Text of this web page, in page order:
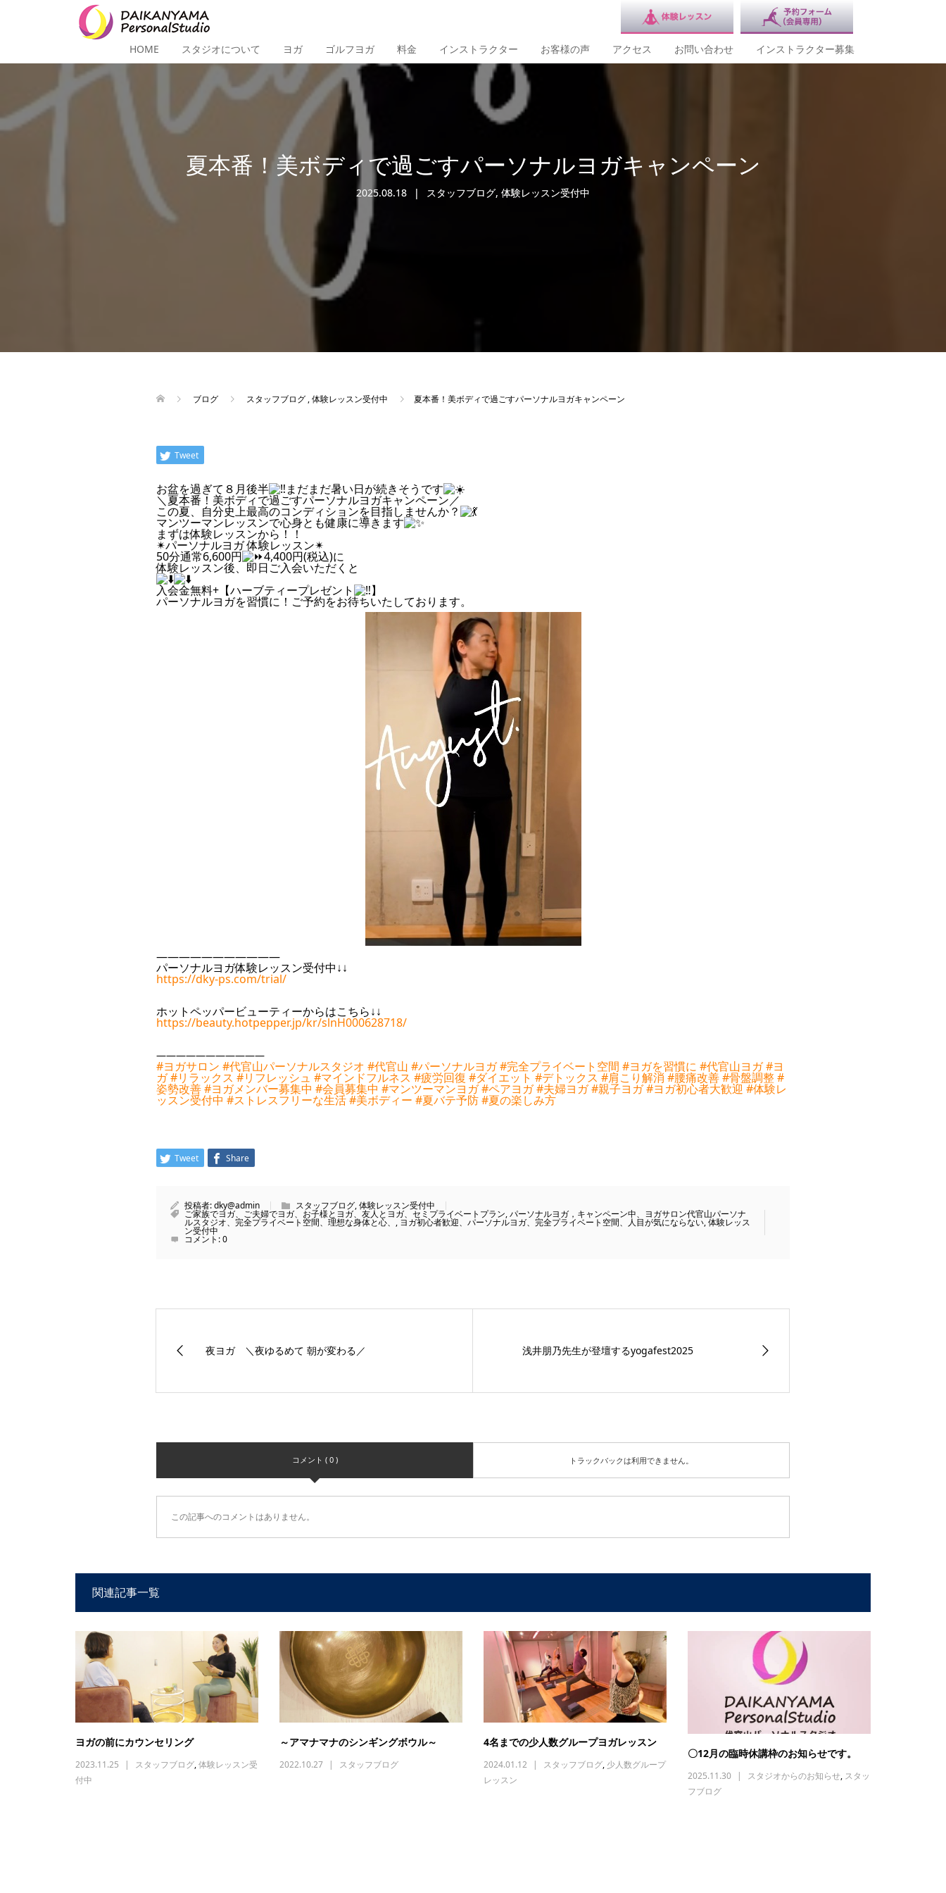
HOME スタジオについて ヨガ ゴルフヨガ 料金 インストラクター お客様の声 アクセス お問い合わせ インストラクター募集
夏本番！美ボディで過ごすパーソナルヨガキャンペーン
2025.08.18 スタッフブログ, 体験レッスン受付中
ブログ スタッフブログ ,体験レッスン受付中 夏本番！美ボディで過ごすパーソナルヨガキャンペーン
Tweet
お盆を過ぎて８月後半 まだまだ暑い日が続きそうです
＼夏本番！美ボディで過ごすパーソナルヨガキャンペーン／
この夏、自分史上最高のコンディションを目指しませんか？
マンツーマンレッスンで心身とも健康に導きます
まずは体験レッスンから！！
✴︎パーソナルヨガ 体験レッスン✴︎
50分通常6,600円 4,400円(税込)に
体験レッスン後、即日ご入会いただくと
入会金無料+【ハーブティープレゼント
】
パーソナルヨガを習慣に！ご予約をお待ちいたしております。
———————————
パーソナルヨガ体験レッスン受付中↓↓
https://dky-ps.com/trial/
ホットペッパービューティーからはこちら↓↓
https://beauty.hotpepper.jp/kr/slnH000628718/
———————————
#ヨガサロン #代官山パーソナルスタジオ #代官山 #パーソナルヨガ#完全プライベート空間 #ヨガを習慣に #代官山ヨガ#ヨ
ガ#リラックス #リフレッシュ #マインドフルネス #疲労回復 #ダイエット #デトックス #肩こり解消 #腰痛改善#骨盤調整#
姿勢改善#ヨガメンバー募集中 #会員募集中 #マンツーマンヨガ#ペアヨガ#夫婦ヨガ#親子ヨガ#ヨガ初心者大歓迎 #体験レ
ッスン受付中 #ストレスフリーな生活#美ボディー #夏バテ予防#夏の楽しみ方
Tweet Share
投稿者:dky@admin スタッフブログ,体験レッスン受付中
ご家族でヨガ、ご夫婦でヨガ、お子様とヨガ、友人とヨガ、セミプライベートプラン,パーソナルヨガ，キャンペーン中、ヨガサロン代官山パーソナ
ルスタジオ、完全プライベート空間、理想な身体と心、 , ヨガ初心者歓迎、パーソナルヨガ、完全プライベート空間、人目が気にならない,体験レッス
ン受付中
コメント:0
夜ヨガ ＼夜ゆるめて 朝が変わる／ 浅井朋乃先生が登壇するyogafest2025
コメント ( 0 ) トラックバックは利用できません。
この記事へのコメントはありません。
関連記事一覧
ヨガの前にカウンセリング
2023.11.25 スタッフブログ,体験レッスン受
付中
～アマナマナのシンギングボウル～
2022.10.27 スタッフブログ
4名までの少人数グループヨガレッスン
2024.01.12 スタッフブログ, 少人数グループ
レッスン
〇12月の臨時休講枠のお知らせです。
2025.11.30 スタジオからのお知らせ, スタッ
フブログ